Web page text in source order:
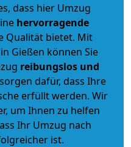
dass hier Umzug
hervorragende
Qualität bietet. Mit
Gießen können Sie
reibungslos und
dafür, dass Ihre
erfüllt werden. Wir
um Ihnen zu helfen
Ihr Umzug nach
ist.